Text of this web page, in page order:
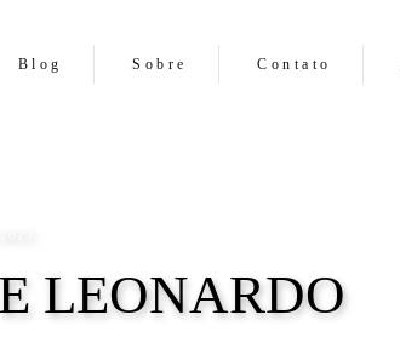
Blog Sobre Contato
LEONARDO